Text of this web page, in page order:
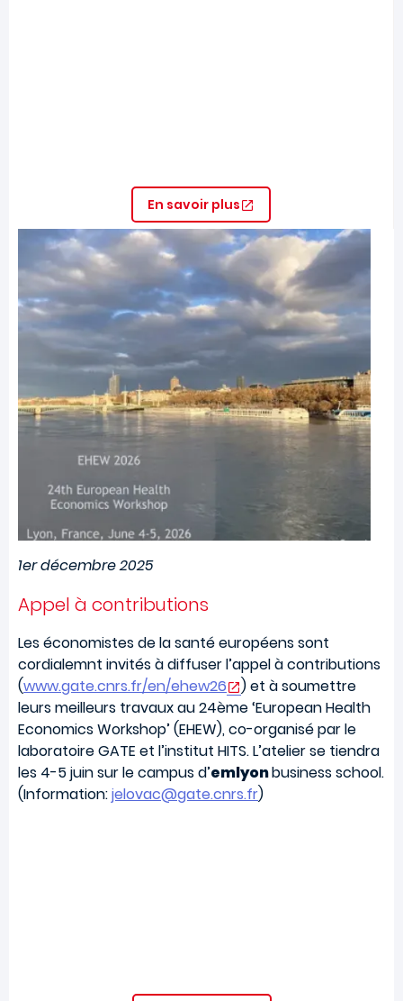
En savoir plus
Image
1er décembre 2025
Appel à contributions
Les économistes de la santé européens sont
cordialemnt invités à diffuser l’appel à contributions
(www.gate.cnrs.fr/en/ehew26
) et à soumettre
leurs meilleurs travaux au 24ème ‘European Health
Economics Workshop’ (EHEW), co-organisé par le
laboratoire GATE et l’institut HITS. L’atelier se tiendra
les 4-5 juin sur le campus d’emlyonbusiness school.
(Information:jelovac@gate.cnrs.fr)